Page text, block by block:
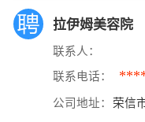
拉伊姆美容院
联系人：
联系电话：
公司地址： 荣信